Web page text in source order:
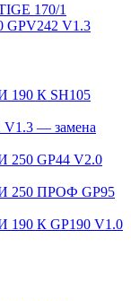
170/1
V1.3
190 К SH105
— замена
GP44 V2.0
250 ПРОФ GP95
К GP190 V1.0